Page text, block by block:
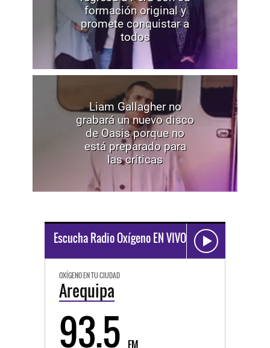
formación original y
promete conquistar a
todos
Liam Gallagher no
grabará un nuevo disco
de Oasis porque no
está preparado para
las críticas
Escucha Radio Oxígeno EN VIVO
OXÍGENO EN TU CIUDAD
Arequipa
93.5 FM